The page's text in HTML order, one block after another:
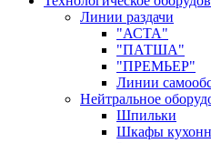
Линии раздачи
"АСТА"
"ПАТША"
"ПРЕМЬЕР"
Линии
Нейтральное
Шпильки
Шкафы